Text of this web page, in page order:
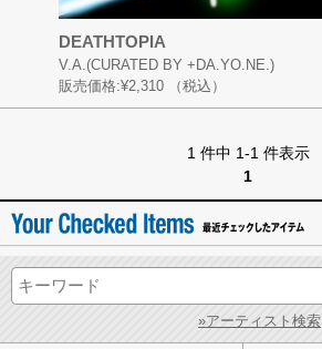
DEATHTOPIA
V.A.(CURATED BY +DA.YO.NE.)
販売価格:¥2,310 （税込）
1 件中 1-1 件表示
1
»アーティスト検索